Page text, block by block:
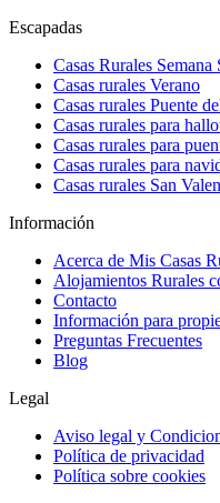
Escapadas
Casas Rurales Semana
Casas rurales Verano
Casas rurales Puente
Casas rurales para
Casas rurales para
Casas rurales para
Casas rurales San
Información
Acerca de Mis Casas
Alojamientos Rurales
Contacto
Información para
Preguntas Frecuentes
Blog
Legal
Aviso legal y
Política de privacidad
Política sobre cookies